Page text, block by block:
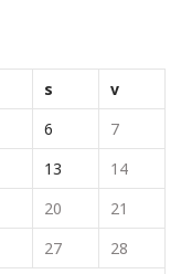
s
v
6
7
13
14
20
21
27
28